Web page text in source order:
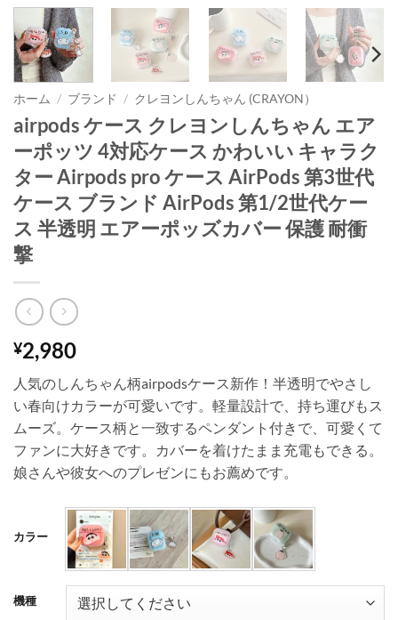
ホーム / ブランド / クレヨンしんちゃん (CRAYON）
airpods ケース クレヨンしんちゃん エア
ーポッツ 4対応ケース かわいい キャラク
ター Airpods pro ケース AirPods 第3世代
ケース ブランド AirPods 第1/2世代ケー
ス 半透明 エアーポッズカバー 保護 耐衝
撃
¥2,980
人気のしんちゃん柄airpodsケース新作！半透明でやさし
い春向けカラーが可愛いです。軽量設計で、持ち運びもス
ムーズ。ケース柄と一致するペンダント付きで、可愛くて
ファンに大好きです。カバーを着けたまま充電もできる。
娘さんや彼女へのプレゼンにもお薦めです。
カラー
機種